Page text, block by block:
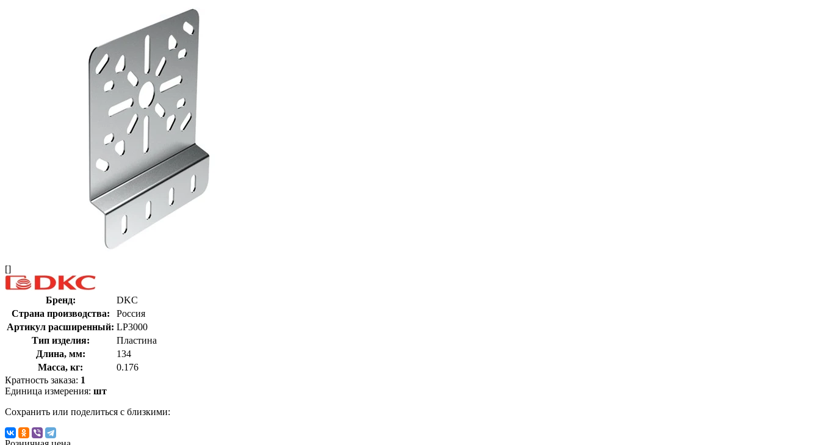
[]
Бренд:
DKC
Страна производства:
Россия
Артикул расширенный: LP3000
Тип изделия:
Пластина
Длина, мм:
134
Масса, кг:
0.176
Кратность заказа: 1
Единица измерения: шт
Сохранить или поделиться с близкими: